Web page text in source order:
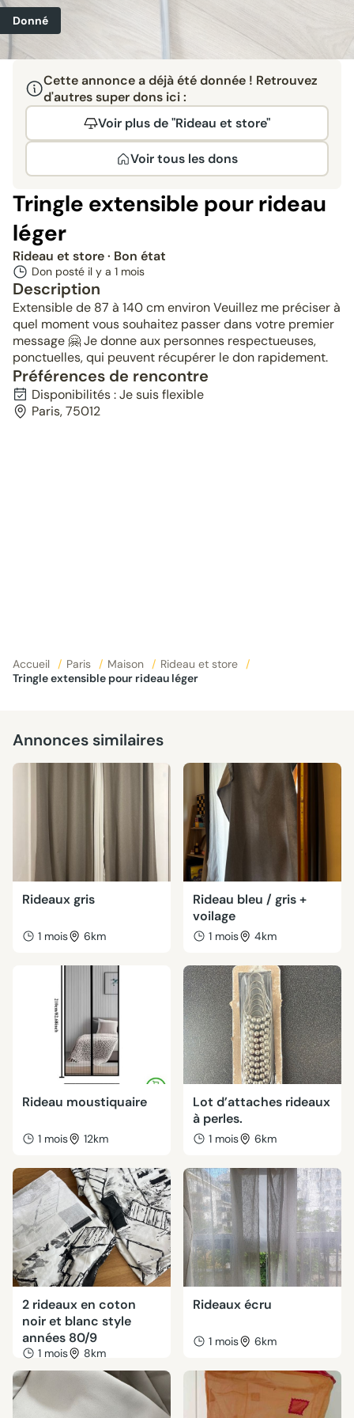
Donné
Cette annonce a déjà été donnée ! Retrouvez
d'autres super dons ici :
Voir plus de "Rideau et store"
Voir tous les dons
Tringle extensible pour rideau
léger
Rideau et store· Bon état
Don posté il y a 1 mois
Description
Extensible de 87 à 140 cm environ Veuillez me préciser à
quel moment vous souhaitez passer dans votre premier
message 🤗 Je donne aux personnes respectueuses,
ponctuelles, qui peuvent récupérer le don rapidement.
Préférences de rencontre
Disponibilités : Je suis flexible
Paris, 75012
Accueil / Paris / Maison / Rideau et store
/
Tringle extensible pour rideau léger
Annonces similaires
Rideaux gris
1 mois 6km
Rideau bleu / gris +
voilage
1 mois 4km
Rideau moustiquaire
1 mois 12km
Lot d’attaches rideaux
à perles.
1 mois 6km
2 rideaux en coton
noir et blanc style
années 80/9
1 mois 8km
Rideaux écru
1 mois 6km